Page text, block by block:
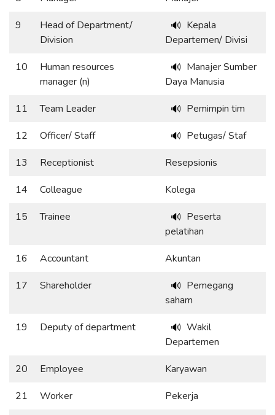
9
Head of Department/
Division
🔊 Kepala
Departemen/ Divisi
10
Human resources
manager (n)
🔊 Manajer Sumber
Daya Manusia
11
Team Leader 🔊 Pemimpin tim
12
Officer/ Staff 🔊 Petugas/ Staf
13
Receptionist
Resepsionis
14
Colleague
Kolega
15
Trainee 🔊 Peserta
pelatihan
16
Accountant
Akuntan
17
Shareholder 🔊 Pemegang
saham
19
Deputy of department 🔊 Wakil
Departemen
20
Employee
Karyawan
21
Worker
Pekerja